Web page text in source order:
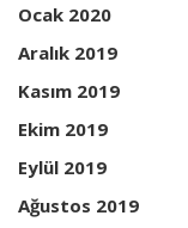
Ocak 2020
Aralık 2019
Kasım 2019
Ekim 2019
Eylül 2019
Ağustos 2019